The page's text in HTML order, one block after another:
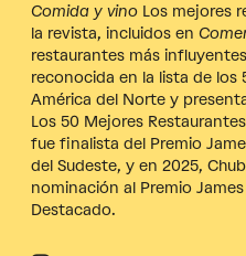
Comida y vino Los mejores
la revista, incluidos en
restaurantes más
reconocida en la lista de los
América del Norte y
Los 50 Mejores
fue finalista del Premio
del Sudeste, y en 2025,
nominación al Premio
Destacado.